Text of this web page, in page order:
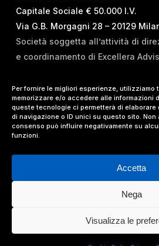
Per fornire le migliori esperienze, utilizziamo
memorizzare e/o accedere alle informazioni
queste tecnologie ci permetterà di elaborare
di navigazione o ID unici su questo sito.
consenso può influire negativamente su
funzioni.
Accetta
Nega
Visualizza le
Capitale Sociale € 50.000 I.V.
Via G.B. Morgagni 28 – 20129
Società soggetta all’attività di
e coordinamento di Excellera
T. +39 02 84 99 02 01
E.info@vrelations.it
Termini d’uso|Privacy Policy
© 2024 Value Relations Srl, All
instagram